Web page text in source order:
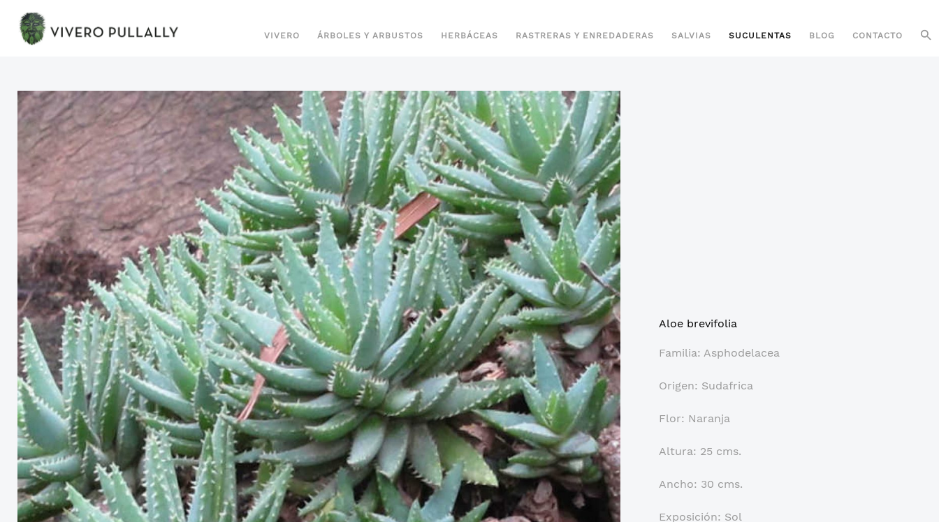
VIVERO ÁRBOLES Y ARBUSTOS HERBÁCEAS RASTRERAS Y ENREDADERAS SALVIAS SUCULENTAS BLOG CONTACTO
Aloe brevifolia
Familia: Asphodelacea
Origen: Sudafrica
Flor: Naranja
Altura: 25 cms.
Ancho: 30 cms.
Exposición: Sol